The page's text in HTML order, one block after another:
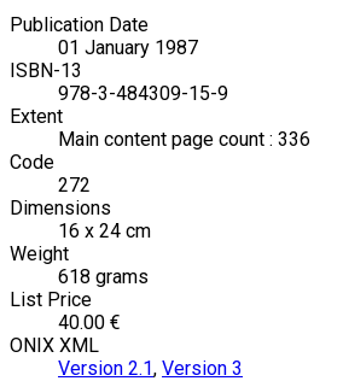
Publication Date
01 January 1987
ISBN-13
978-3-484309-15-9
Extent
Main content page count : 336
Code
272
Dimensions
16 x 24 cm
Weight
618 grams
List Price
40.00 €
ONIX XML
Version 2.1, Version 3